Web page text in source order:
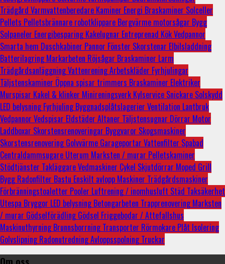
Trädgård Varmvattenberedare Kaminer Energi Braskaminer Solceller
Pellets Pelletsbrännare robotklippare Bergvärme motorsågar Bygg
Solpaneler EnergibesparingKakelugnar Entreprenad KökVedpannor
Smarta hem Duschkabiner Pannor Fönster Skorstenar Elbilsladdning
BatterilagringMarkarbeten Röjsågar Braskaminer Larm
TrädgårdsanläggningVattenreningArbetskläder Fyrhjulingar
Täljstenskaminer Öppna spisar trimmers Braskaminer Elektriker
Murspisar Kakel & klinker Minireningsverk Kylservice Snickare Solskydd
LED belysningFyrhjulingByggnadsplåtslagerier Ventilation Lantbruk
Vedpannor Vedspisar Eldstäder Altaner Täljstensugnar Dörrar Motor
Laddboxar Skorstensrenoveringar Byggvaror Skogsmaskiner
SkorstensrenoveringGolvvärme Garageportar Vattenfilter Spabad
Centraldammsugare Uterum Marksten / murar Pelletskaminer
Stödtjänster TakläggareVedmaskiner Cykel Skjutdörrar Moped Grill
ByggRadonfilter Bastu Enskilt avlopp Maskiner Trädgårdsmaskiner
Förbränningstoaletter Pooler Luftrening / inomhusluft Städ Taksäkerhet
Utespa Bryggor LED belysningBetongarbeten TrapprenoveringMarksten
/ murar GödselförädlingGödsel Friggebodar / Attefallshus
MaskinuthyrningBrunnsborrningTransporter Rörmokare Plåt Isolering
GolvslipningRadonutredningAvloppsspolningTruckar